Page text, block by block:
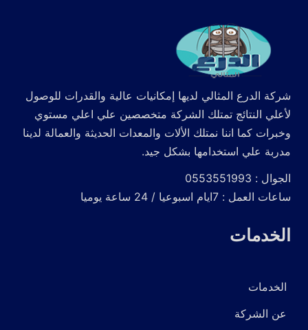
شركة الدرع المثالي لديها إمكانيات عالية والقدرات للوصول
لأعلي النتائج تمتلك الشركة متخصصين علي اعلي مستوي
وخبرات كما اننا نمتلك الألات والمعدات الحديثة والعمالة لدينا
مدربة علي استخدامها بشكل جيد.
الجوال : 0553551993
ساعات العمل : 7ايام اسبوعيا / 24 ساعة يوميا
الخدمات
الخدمات
عن الشركة